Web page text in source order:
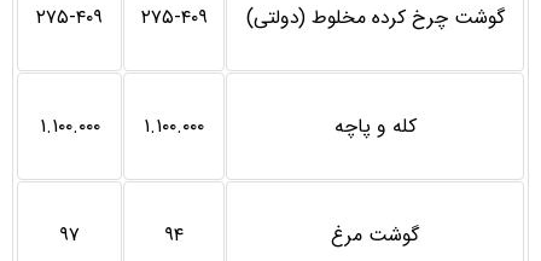
گوشت چرخ کرده مخلوط (دولتی) ۲۷۵-۴۰۹ ۲۷۵-۴۰۹
کله و پاچه ۱.۱۰۰.۰۰۰ ۱.۱۰۰.۰۰۰
گوشت مرغ ۹۴ ۹۷